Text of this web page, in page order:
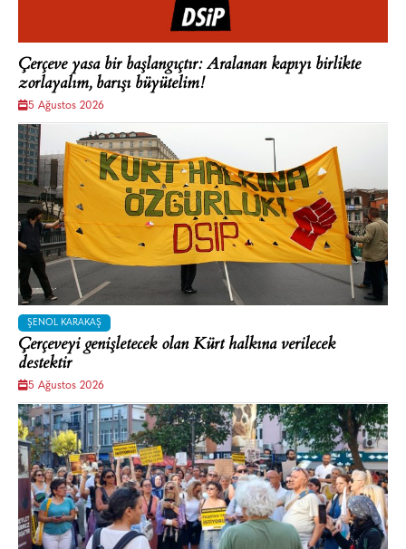
Çerçeve yasa bir başlangıçtır: Aralanan kapıyı birlikte
zorlayalım, barışı büyütelim!
5 Ağustos 2026
ŞENOL KARAKAŞ
Çerçeveyi genişletecek olan Kürt halkına verilecek
destektir
5 Ağustos 2026